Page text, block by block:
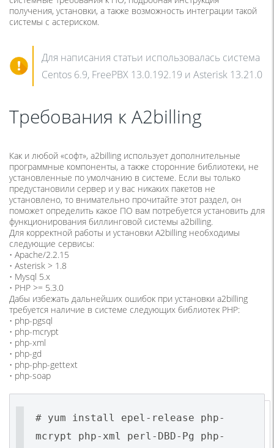
получения, установки, а также возможность интеграции такой
системы с астериском.
Для написания статьи использовалась система
Centos 6.9, FreePBX 13.0.192.19 и Asterisk 13.21.0
Требования к A2billing
Как и любой «софт», a2billing использует дополнительные
программные компоненты, а также сторонние библиотеки, не
установленные по умолчанию в системе. Если вы только
предустановили сервер и у вас никаких пакетов не
установлено, то внимательно прочитайте этот раздел, он
поможет определить какое ПО вам потребуется установить для
функционирования биллинговой системы a2billing.
Для корректной работы и установки A2billing необходимы
следующие сервисы:
• Apache/2.2.15
• Asterisk > 1.8
• Mysql 5.x
• PHP >= 5.3.0
Дабы избежать дальнейших ошибок при установки a2billing
требуется наличие в системе следующих библиотек PHP:
• php-pgsql
• php-mcrypt
• php-xml
• php-gd
• php-php-gettext
• php-soap
# yum install epel-release php-
mcrypt php-xml perl-DBD-Pg php-